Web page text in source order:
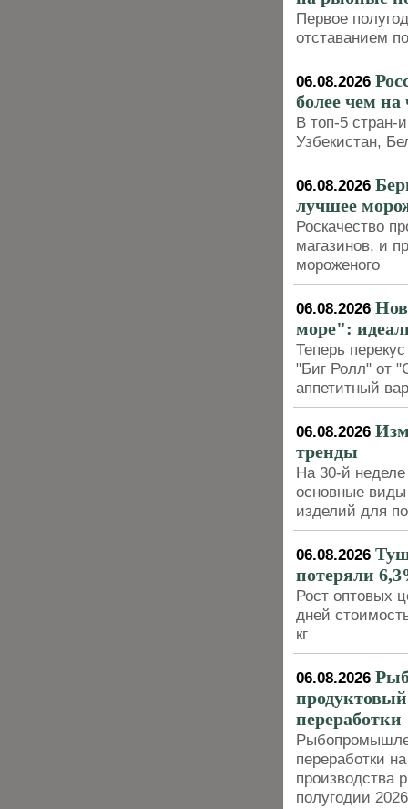
Первое
отставанием
06.08.2026
более чем на
В топ-5 стран-
Узбекистан,
06.08.2026
лучшее
Роскачество
магазинов, и
мороженого
06.08.2026
море":
Теперь
"Биг Ролл" от
аппетитный
06.08.2026
тренды
На 30-й
основные
изделий для
06.08.2026
потеряли
Рост оптовых
дней
кг
06.08.2026
переработки
переработки
производства
полугодии